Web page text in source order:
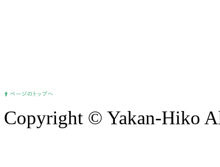
Copyright © Yakan-Hiko